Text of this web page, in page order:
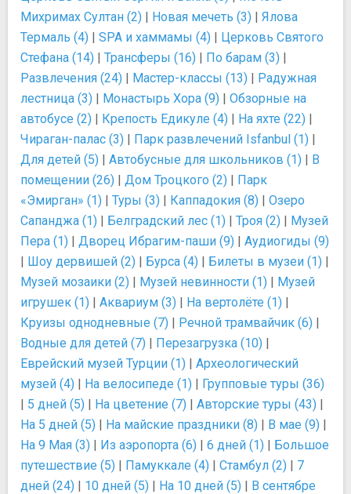
Михримах Султан (2) | Новая мечеть (3) | Ялова
Термаль (4) | SPA и хаммамы (4) | Церковь Святого
Стефана (14) | Трансферы (16) | По барам (3) |
Развлечения (24) | Мастер-классы (13) | Радужная
лестница (3) | Монастырь Хора (9) | Обзорные на
автобусе (2) | Крепость Едикуле (4) | На яхте (22) |
Чираган-палас (3) | Парк развлечений Isfanbul (1) |
Для детей (5) | Автобусные для школьников (1) | В
помещении (26) | Дом Троцкого (2) | Парк
«Эмирган» (1) | Туры (3) | Каппадокия (8) | Озеро
Сапанджа (1) | Белградский лес (1) | Троя (2) | Музей
Пера (1) | Дворец Ибрагим-паши (9) | Аудиогиды (9)
| Шоу дервишей (2) | Бурса (4) | Билеты в музеи (1) |
Музей мозаики (2) | Музей невинности (1) | Музей
игрушек (1) | Аквариум (3) | На вертолёте (1) |
Круизы однодневные (7) | Речной трамвайчик (6) |
Водные для детей (7) | Перезагрузка (10) |
Еврейский музей Турции (1) | Археологический
музей (4) | На велосипеде (1) | Групповые туры (36)
| 5 дней (5) | На цветение (7) | Авторские туры (43) |
На 5 дней (5) | На майские праздники (8) | В мае (9) |
На 9 Мая (3) | Из аэропорта (6) | 6 дней (1) | Большое
путешествие (5) | Памуккале (4) | Стамбул (2) | 7
дней (24) | 10 дней (5) | На 10 дней (5) | В сентябре